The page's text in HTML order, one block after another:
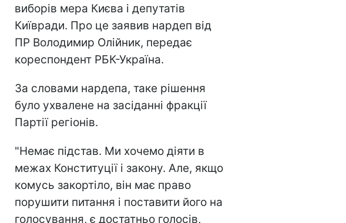
виборів мера Києва і депутатів
Київради. Про це заявив нардеп від
ПР Володимир Олійник, передає
кореспондент РБК-Україна.
За словами нардепа, таке рішення
було ухвалене на засіданні фракції
Партії регіонів.
"Немає підстав. Ми хочемо діяти в
межах Конституції і закону. Але, якщо
комусь закортіло, він має право
порушити питання і поставити його на
голосування, є достатньо голосів,